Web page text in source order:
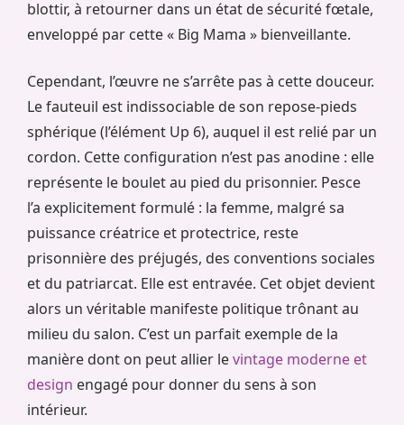
blottir, à retourner dans un état de sécurité fœtale,
enveloppé par cette « Big Mama » bienveillante.
Cependant, l’œuvre ne s’arrête pas à cette douceur.
Le fauteuil est indissociable de son repose-pieds
sphérique (l’élément Up 6), auquel il est relié par un
cordon. Cette configuration n’est pas anodine : elle
représente le boulet au pied du prisonnier. Pesce
l’a explicitement formulé : la femme, malgré sa
puissance créatrice et protectrice, reste
prisonnière des préjugés, des conventions sociales
et du patriarcat. Elle est entravée. Cet objet devient
alors un véritable manifeste politique trônant au
milieu du salon. C’est un parfait exemple de la
manière dont on peut allier levintage moderne et
design engagé pour donner du sens à son
intérieur.